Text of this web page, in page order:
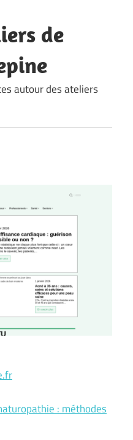
de
autour des ateliers
: méthodes